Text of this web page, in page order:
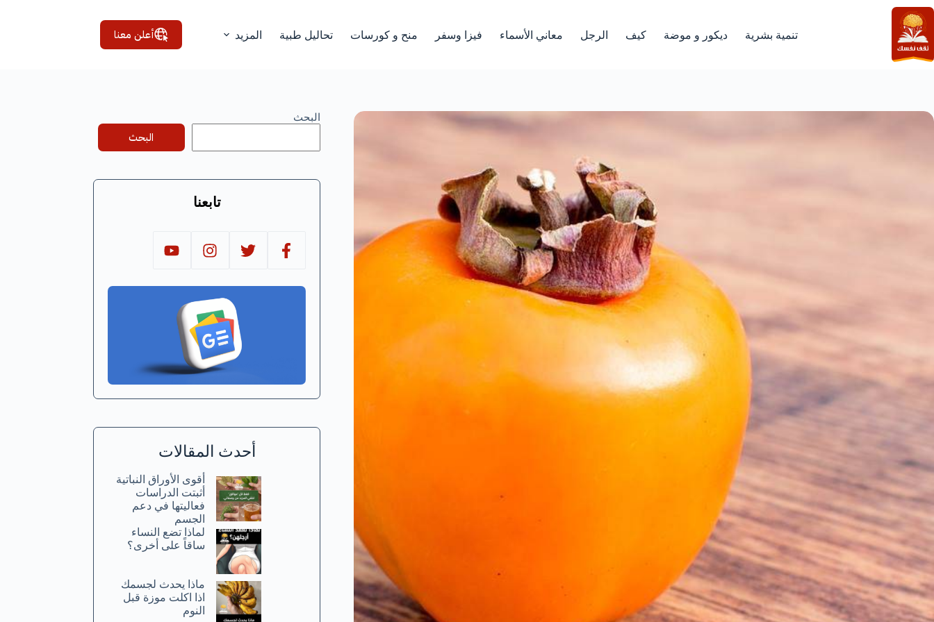
التجاوز
إلى
المحتوى
تنمية بشرية ديكور و موضة كيف الرجل معاني الأسماء فيزا وسفر منح و كورسات تحاليل طبية المزيد أعلن معنا
البحث
البحث
تابعنا
أحدث المقالات
أقوى الأوراق النباتية
أثبتت الدراسات
فعاليتها في دعم
الجسم
لماذا تضع النساء
ساقاً على أخرى؟
ماذا يحدث لجسمك
اذا اكلت موزة قبل
النوم